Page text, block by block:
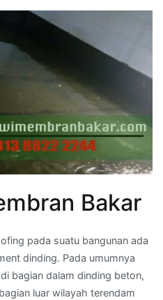
Bakar
pada suatu bangunan ada
dinding. Pada umumnya
bagian dalam dinding beton,
luar wilayah terendam